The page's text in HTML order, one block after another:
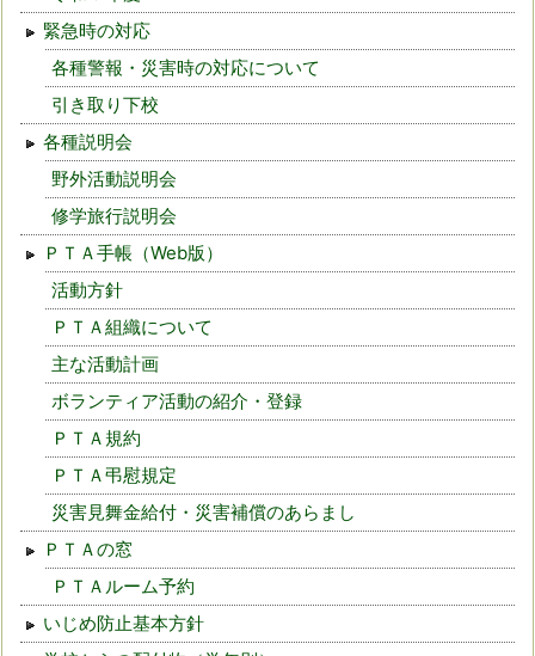
緊急時の対応
各種警報・災害時の対応について
引き取り下校
各種説明会
野外活動説明会
修学旅行説明会
ＰＴＡ手帳（Web版）
活動方針
ＰＴＡ組織について
主な活動計画
ボランティア活動の紹介・登録
ＰＴＡ規約
ＰＴＡ弔慰規定
災害見舞金給付・災害補償のあらまし
ＰＴＡの窓
ＰＴＡルーム予約
いじめ防止基本方針